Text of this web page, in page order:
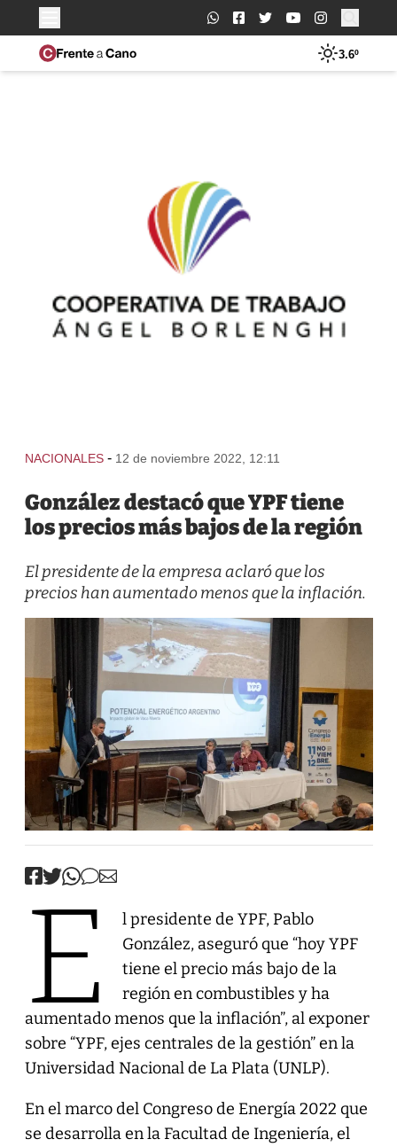
Buscar:
3.6º
NACIONALES - 12 de noviembre 2022, 12:11
González destacó que YPF tiene
los precios más bajos de la región
El presidente de la empresa aclaró que los
precios han aumentado menos que la inflación.
E
l presidente de YPF, Pablo
González, aseguró que “hoy YPF
tiene el precio más bajo de la
región en combustibles y ha
aumentado menos que la inflación”, al exponer
sobre “YPF, ejes centrales de la gestión” en la
Universidad Nacional de La Plata (UNLP).
En el marco del Congreso de Energía 2022 que
se desarrolla en la Facultad de Ingeniería, el